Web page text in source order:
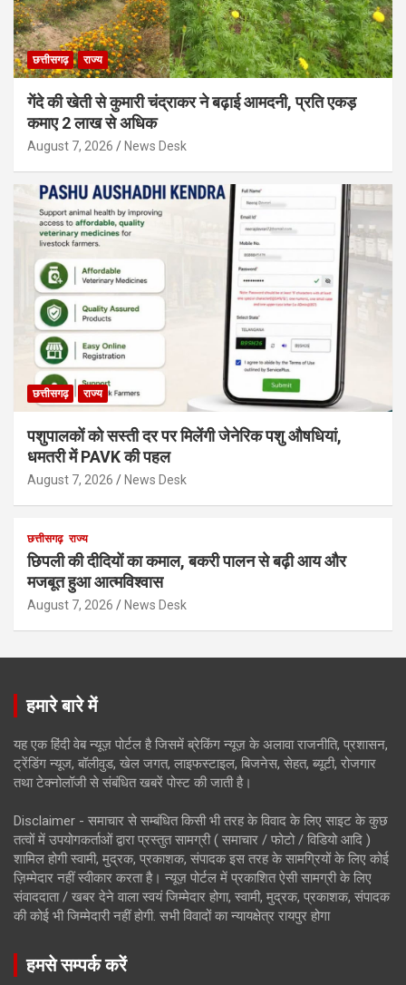
छत्तीसगढ़ राज्य
गेंदे की खेती से कुमारी चंद्राकर ने बढ़ाई आमदनी, प्रति एकड़
कमाए 2 लाख से अधिक
August 7, 2026 News Desk
छत्तीसगढ़ राज्य
पशुपालकों को सस्ती दर पर मिलेंगी जेनेरिक पशु औषधियां,
धमतरी में PAVK की पहल
August 7, 2026 News Desk
छत्तीसगढ़ राज्य
छिपली की दीदियों का कमाल, बकरी पालन से बढ़ी आय और
मजबूत हुआ आत्मविश्वास
August 7, 2026 News Desk
हमारे बारे में
यह एक हिंदी वेब न्यूज़ पोर्टल है जिसमें ब्रेकिंग न्यूज़ के अलावा राजनीति, प्रशासन,
ट्रेंडिंग न्यूज, बॉलीवुड, खेल जगत, लाइफस्टाइल, बिजनेस, सेहत, ब्यूटी, रोजगार
तथा टेक्नोलॉजी से संबंधित खबरें पोस्ट की जाती है।
Disclaimer - समाचार से सम्बंधित किसी भी तरह के विवाद के लिए साइट के कुछ
तत्वों में उपयोगकर्ताओं द्वारा प्रस्तुत सामग्री ( समाचार / फोटो / विडियो आदि )
शामिल होगी स्वामी, मुद्रक, प्रकाशक, संपादक इस तरह के सामग्रियों के लिए कोई
ज़िम्मेदार नहीं स्वीकार करता है। न्यूज़ पोर्टल में प्रकाशित ऐसी सामग्री के लिए
संवाददाता / खबर देने वाला स्वयं जिम्मेदार होगा, स्वामी, मुद्रक, प्रकाशक, संपादक
की कोई भी जिम्मेदारी नहीं होगी. सभी विवादों का न्यायक्षेत्र रायपुर होगा
हमसे सम्पर्क करें